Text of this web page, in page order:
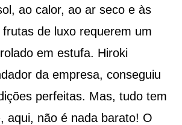
ao calor, ao ar seco e às
de luxo requerem um
em estufa. Hiroki
da empresa, conseguiu
perfeitas. Mas, tudo tem
aqui, não é nada barato! O